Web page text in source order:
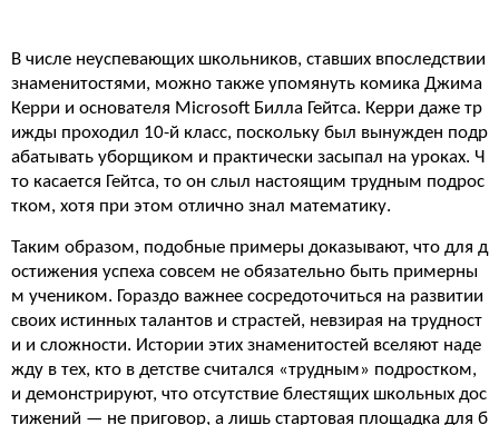
В числе неуспевающих школьников, ставших впоследствии
знаменитостями, можно также упомянуть комика Джима
Керри и основателя Microsoft Билла Гейтса. Керри даже тр
ижды проходил 10-й класс, поскольку был вынужден подр
абатывать уборщиком и практически засыпал на уроках. Ч
то касается Гейтса, то он слыл настоящим трудным подрос
тком, хотя при этом отлично знал математику.
Таким образом, подобные примеры доказывают, что для д
остижения успеха совсем не обязательно быть примерны
м учеником. Гораздо важнее сосредоточиться на развитии
своих истинных талантов и страстей, невзирая на трудност
и и сложности. Истории этих знаменитостей вселяют наде
жду в тех, кто в детстве считался «трудным» подростком,
и демонстрируют, что отсутствие блестящих школьных дос
тижений — не приговор, а лишь стартовая площадка для б